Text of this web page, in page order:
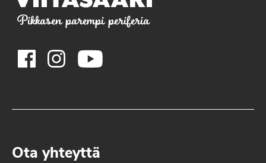
Pikkasen parempi periferia
Ota yhteyttä